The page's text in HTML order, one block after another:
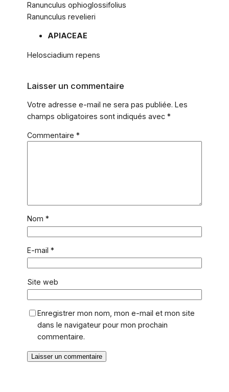
Ranunculus ophioglossifolius
Ranunculus revelieri
APIACEAE
Helosciadium repens
Laisser un commentaire
Votre adresse e-mail ne sera pas publiée. Les
champs obligatoires sont indiqués avec *
Commentaire *
Nom *
E-mail *
Site web
Enregistrer mon nom, mon e-mail et mon site
dans le navigateur pour mon prochain
commentaire.